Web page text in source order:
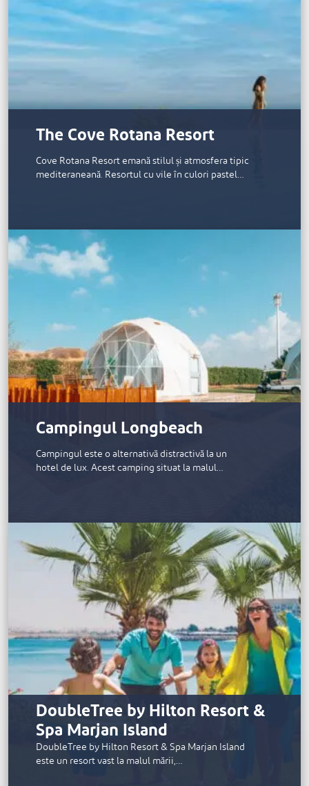
The Cove Rotana Resort
Cove Rotana Resort emană stilul și atmosfera tipic
mediteraneană. Resortul cu vile în culori pastel…
Campingul Longbeach
Campingul este o alternativă distractivă la un
hotel de lux. Acest camping situat la malul…
DoubleTree by Hilton Resort &
Spa Marjan Island
DoubleTree by Hilton Resort & Spa Marjan Island
este un resort vast la malul mării,…